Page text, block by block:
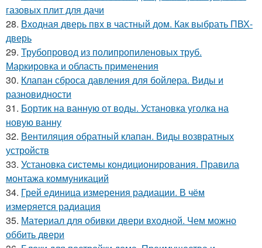
газовых плит для дачи
28. Входная дверь пвх в частный дом. Как выбрать ПВХ-
дверь
29. Трубопровод из полипропиленовых труб.
Маркировка и область применения
30. Клапан сброса давления для бойлера. Виды и
разновидности
31. Бортик на ванную от воды. Установка уголка на
новую ванну
32. Вентиляция обратный клапан. Виды возвратных
устройств
33. Установка системы кондиционирования. Правила
монтажа коммуникаций
34. Грей единица измерения радиации. В чём
измеряется радиация
35. Материал для обивки двери входной. Чем можно
оббить двери